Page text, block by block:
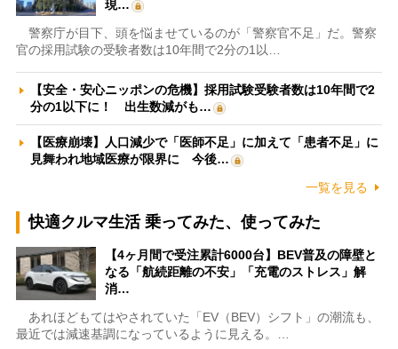
現…
警察庁が目下、頭を悩ませているのが「警察官不足」だ。警察
官の採用試験の受験者数は10年間で2分の1以…
【安全・安心ニッポンの危機】採用試験受験者数は10年間で2
分の1以下に！ 出生数減がも…
【医療崩壊】人口減少で「医師不足」に加えて「患者不足」に
見舞われ地域医療が限界に 今後…
一覧を見る
快適クルマ生活 乗ってみた、使ってみた
【4ヶ月間で受注累計6000台】BEV普及の障壁と
なる「航続距離の不安」「充電のストレス」解
消…
あれほどもてはやされていた「EV（BEV）シフト」の潮流も、
最近では減速基調になっているように見える。…